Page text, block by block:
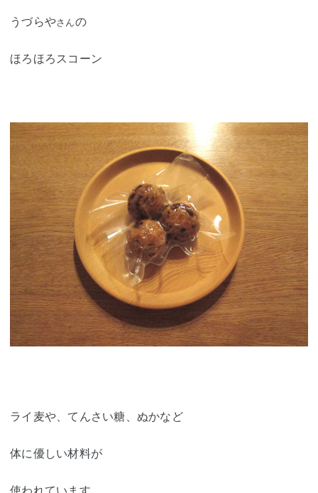
うづらやさんの
ほろほろスコーン
ライ麦や、てんさい糖、ぬかなど
体に優しい材料が
使われています